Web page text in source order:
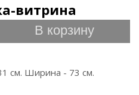
витрина
В корзину
см. Ширина - 73 см.